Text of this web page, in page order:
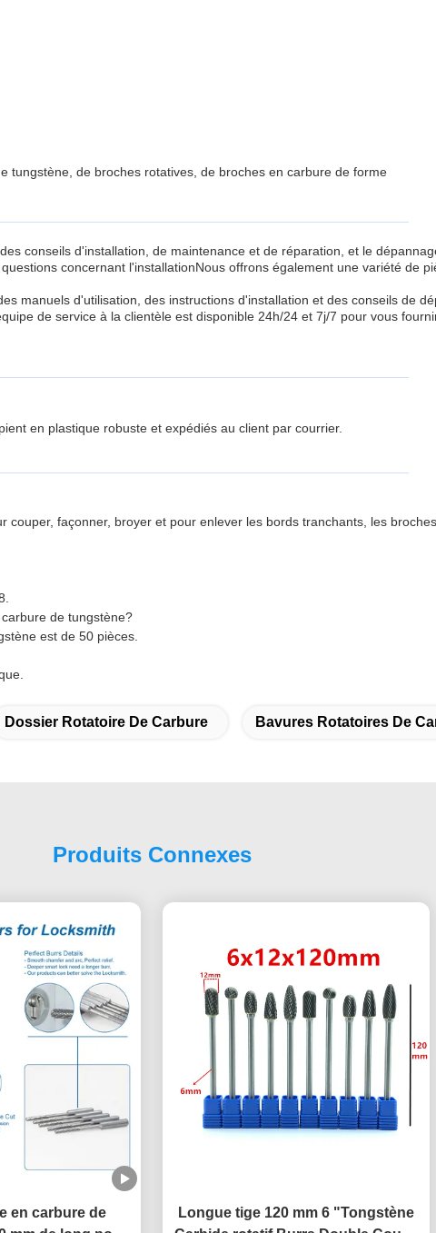
tungstène, de broches rotatives, de broches en carbure de forme
conseils d'installation, de maintenance et de réparation, et le
concernant l'installationNous offrons également une variété de
manuels d'utilisation, des instructions d'installation et des conseils de
de service à la clientèle est disponible 24h/24 et 7j/7 pour vous
en plastique robuste et expédiés au client par courrier.
façonner, broyer et pour enlever les bords tranchants, les
de tungstène?
est de 50 pièces.
Dossier Rotatoire De Carbure Bavures Rotatoires De
Produits Connexes
en carbure de
Longue tige 120 mm 6 "Tongstène